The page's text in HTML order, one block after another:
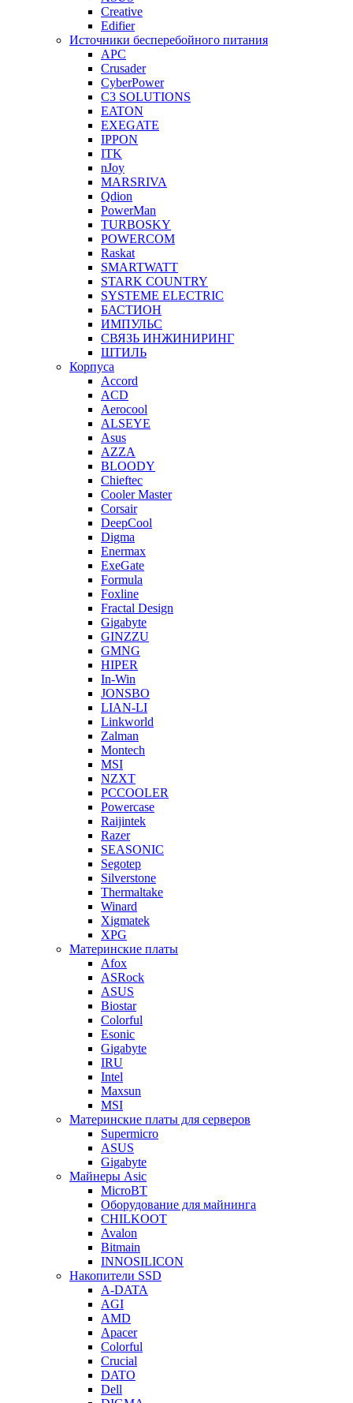
Creative
Edifier
Источники бесперебойного питания
APC
Crusader
CyberPower
C3 SOLUTIONS
EATON
EXEGATE
IPPON
ITK
nJoy
MARSRIVA
Qdion
PowerMan
TURBOSKY
POWERCOM
Raskat
SMARTWATT
STARK COUNTRY
SYSTEME ELECTRIC
БАСТИОН
ИМПУЛЬС
СВЯЗЬ ИНЖИНИРИНГ
ШТИЛЬ
Корпуса
Accord
ACD
Aerocool
ALSEYE
Asus
AZZA
BLOODY
Chieftec
Cooler Master
Corsair
DeepCool
Digma
Enermax
ExeGate
Formula
Foxline
Fractal Design
Gigabyte
GINZZU
GMNG
HIPER
In-Win
JONSBO
LIAN-LI
Linkworld
Zalman
Montech
MSI
NZXT
PCCOOLER
Powercase
Raijintek
Razer
SEASONIC
Segotep
Silverstone
Thermaltake
Winard
Xigmatek
XPG
Материнские платы
Afox
ASRock
ASUS
Biostar
Colorful
Esonic
Gigabyte
IRU
Intel
Maxsun
MSI
Материнские платы для серверов
Supermicro
ASUS
Gigabyte
Майнеры Asic
MicroBT
Оборудование для майнинга
CHILKOOT
Avalon
Bitmain
INNOSILICON
Накопители SSD
A-DATA
AGI
AMD
Apacer
Colorful
Crucial
DATO
Dell